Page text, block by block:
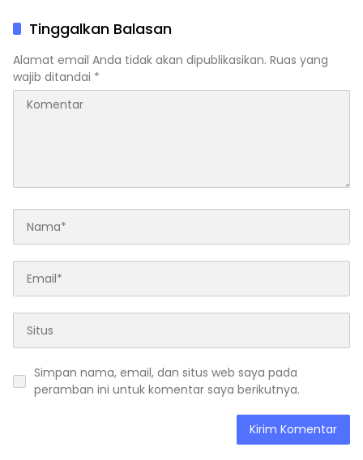
Tinggalkan Balasan
Alamat email Anda tidak akan dipublikasikan. Ruas yang
wajib ditandai *
Simpan nama, email, dan situs web saya pada
peramban ini untuk komentar saya berikutnya.